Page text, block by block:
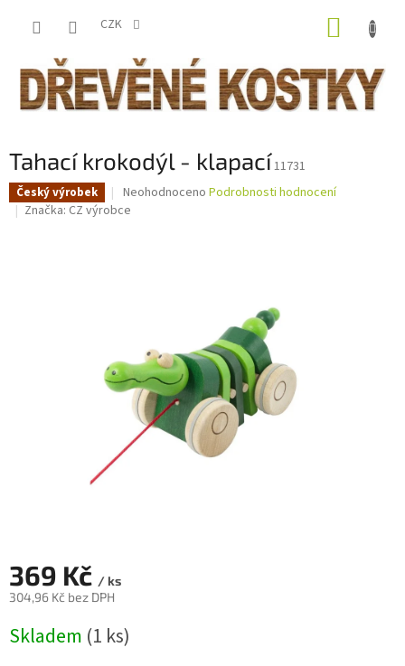
CZK
Tahací krokodýl - klapací11731
Český výrobek
Průměrné
hodnocení
Neohodnoceno Podrobnosti hodnocení
Značka: CZ výrobce
369 Kč / ks
304,96 Kč bez DPH
cena:
Skladem (1 ks)